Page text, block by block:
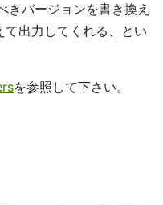
きバージョンを書き換え
出力してくれる、とい
を参照して下さい。